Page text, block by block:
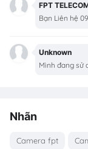
FPT
Bạn Liên hệ
Unknown
Mình đang sử
Nhãn
Camera fpt